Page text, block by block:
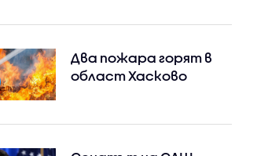
Два пожара горят в
област Хасково